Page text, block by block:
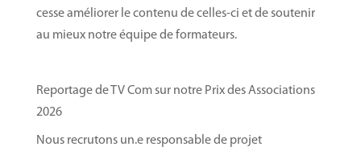
cesse améliorer le contenu de celles-ci et de soutenir
au mieux notre équipe de formateurs.
Reportage de TV Com sur notre Prix des Associations
2026
Nous recrutons un.e responsable de projet